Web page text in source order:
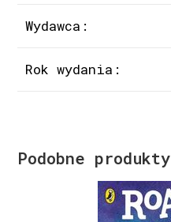
Wydawca:
Rok wydania:
Podobne produkty